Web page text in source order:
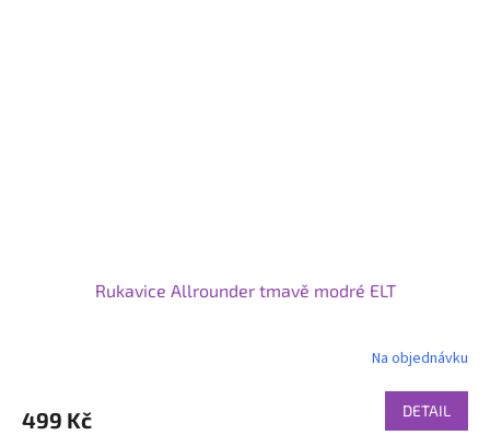
Rukavice Allrounder tmavě modré ELT
Na objednávku
499 Kč DETAIL